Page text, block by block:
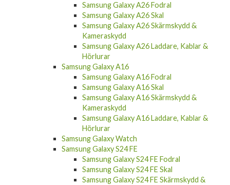
Samsung Galaxy A26 Skal
Samsung Galaxy A26 Skärmskydd &
Kameraskydd
Samsung Galaxy A26 Laddare, Kablar &
Hörlurar
Samsung Galaxy A16
Samsung Galaxy A16 Fodral
Samsung Galaxy A16 Skal
Samsung Galaxy A16 Skärmskydd &
Kameraskydd
Samsung Galaxy A16 Laddare, Kablar &
Hörlurar
Samsung Galaxy Watch
Samsung Galaxy S24 FE
Samsung Galaxy S24 FE Fodral
Samsung Galaxy S24 FE Skal
Samsung Galaxy S24 FE Skärmskydd &
Kameraskydd